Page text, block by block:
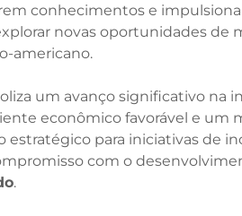
conhecimentos e
novas oportunidades
americano.
um avanço significativo na
econômico favorável e um
para iniciativas de
com o
.